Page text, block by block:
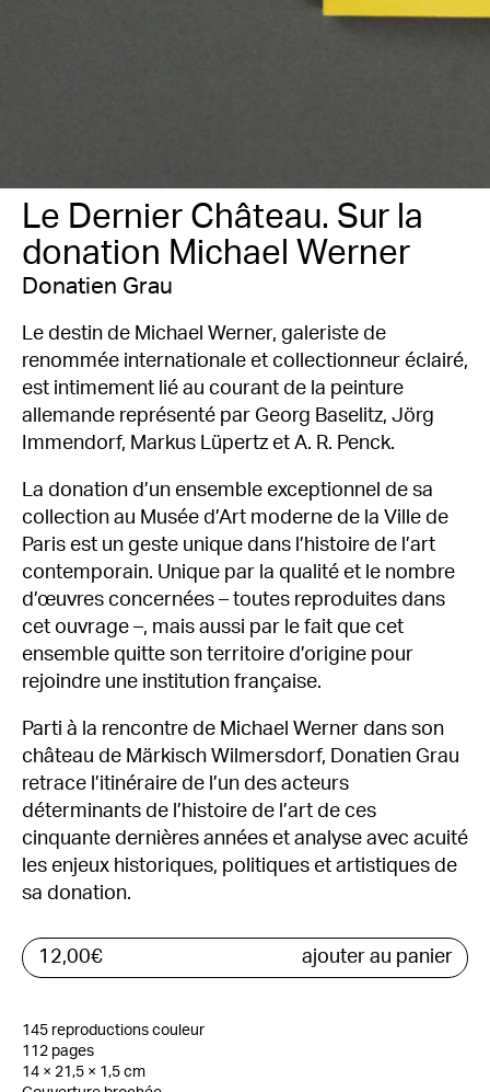
Le Dernier Château. Sur la
donation Michael Werner
Donatien Grau
Le destin de Michael Werner, galeriste de
renommée internationale et collectionneur éclairé,
est intimement lié au courant de la peinture
allemande représenté par Georg Baselitz, Jörg
Immendorf, Markus Lüpertz et A. R. Penck.
La donation d’un ensemble exceptionnel de sa
collection au Musée d’Art moderne de la Ville de
Paris est un geste unique dans l’histoire de l’art
contemporain. Unique par la qualité et le nombre
d’œuvres concernées – toutes reproduites dans
cet ouvrage –, mais aussi par le fait que cet
ensemble quitte son territoire d’origine pour
rejoindre une institution française.
Parti à la rencontre de Michael Werner dans son
château de Märkisch Wilmersdorf, Donatien Grau
retrace l’itinéraire de l’un des acteurs
déterminants de l’histoire de l’art de ces
cinquante dernières années et analyse avec acuité
les enjeux historiques, politiques et artistiques de
sa donation.
12,00€ ajouter au panier
145 reproductions couleur
112 pages
14 × 21,5 × 1,5 cm